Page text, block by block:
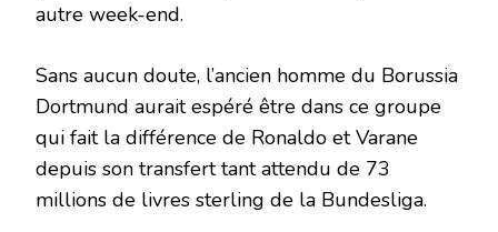
autre week-end.
Sans aucun doute, l’ancien homme du Borussia
Dortmund aurait espéré être dans ce groupe
qui fait la différence de Ronaldo et Varane
depuis son transfert tant attendu de 73
millions de livres sterling de la Bundesliga.